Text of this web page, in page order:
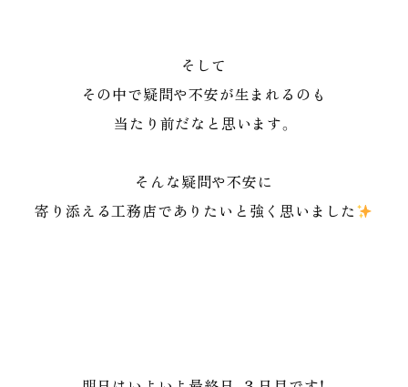
そして
その中で疑問や不安が生まれるのも
当たり前だなと思います。
そんな疑問や不安に
寄り添える工務店でありたいと強く思いました